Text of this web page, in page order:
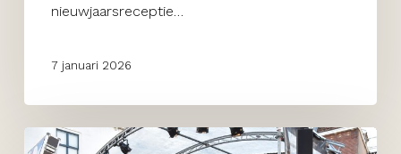
nieuwjaarsreceptie…
7 januari 2026
Dickensfestijn